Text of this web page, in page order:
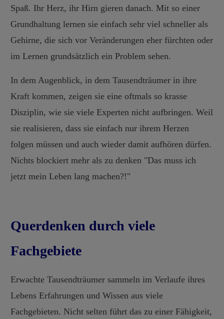
Spaß. Ihr Herz, ihr Hirn gieren danach. Mit so einer
Grundhaltung lernen sie einfach sehr viel schneller als
Gehirne, die sich vor Veränderungen eher fürchten oder
im Lernen grundsätzlich ein Problem sehen.
In dem Augenblick, in dem Tausendträumer in ihre
Kraft kommen, zeigen sie eine oftmals so krasse
Disziplin, wie sie viele Experten nicht aufbringen. Weil
sie realisieren, dass sie einfach nur ihrem Herzen
folgen müssen und auch wieder damit aufhören dürfen.
Nichts blockiert mehr als zu denken "Das muss ich
jetzt mein Leben lang machen?!"
Querdenken durch viele
Fachgebiete
Erwachte Tausendträumer sammeln im Verlaufe ihres
Lebens Erfahrungen und Wissen aus viele
Fachgebieten. Nicht selten führt das zu einer Fähigkeit,